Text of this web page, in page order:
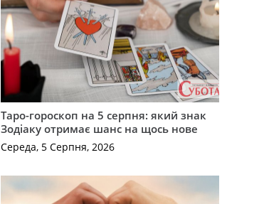
Таро-гороскоп на 5 серпня: який знак
Зодіаку отримає шанс на щось нове
Середа, 5 Серпня, 2026